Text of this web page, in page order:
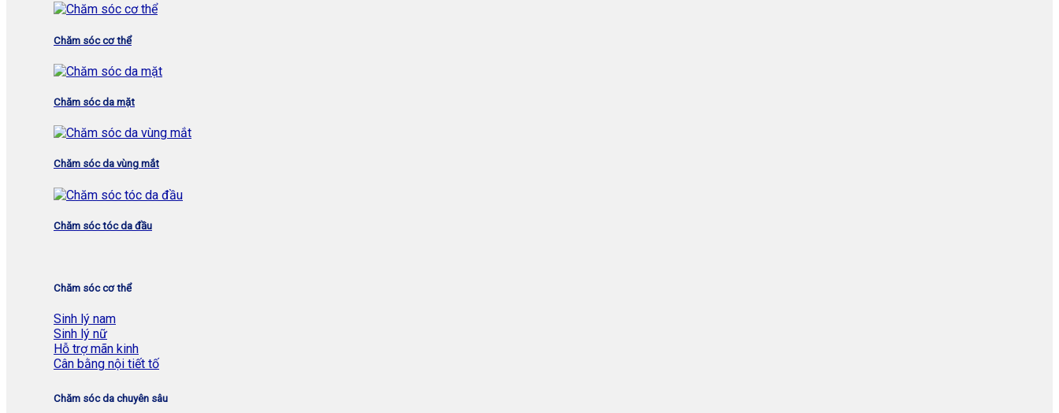
Chăm sóc cơ thể
Chăm sóc da mặt
Chăm sóc da vùng mắt
Chăm sóc tóc da đầu
Chăm sóc cơ thể
Sinh lý nam
Sinh lý nữ
Hỗ trợ mãn kinh
Cân bằng nội tiết tố
Chăm sóc da chuyên sâu